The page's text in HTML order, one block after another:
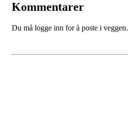
Kommentarer
Du må logge inn for å poste i veggen.